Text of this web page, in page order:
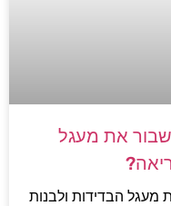
את מעגל
מעגל הבדידות ולבנות